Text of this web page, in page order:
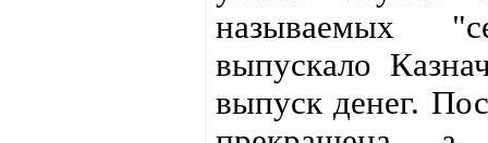
называемых
выпускало
выпуск денег.